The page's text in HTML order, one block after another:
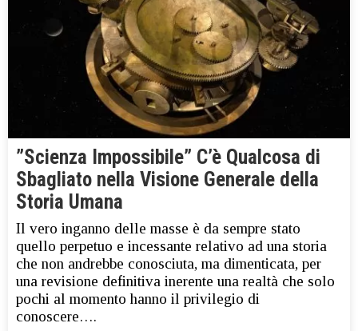
”Scienza Impossibile” C’è Qualcosa di
Sbagliato nella Visione Generale della
Storia Umana
Il vero inganno delle masse è da sempre stato
quello perpetuo e incessante relativo ad una storia
che non andrebbe conosciuta, ma dimenticata, per
una revisione definitiva inerente una realtà che solo
pochi al momento hanno il privilegio di
conoscere….